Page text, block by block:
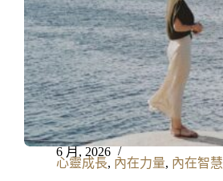
6 月, 2026
心靈成長, 內在力量, 內在智慧